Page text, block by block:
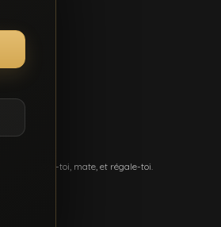
kiffes. Pose-toi, mate, et régale-toi.